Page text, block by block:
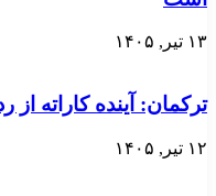
۱۳ تیر, ۱۴۰۵
ترکمان: آینده کاراته
۱۲ تیر, ۱۴۰۵